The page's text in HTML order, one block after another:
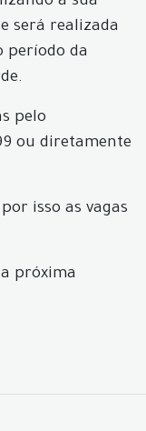
será realizada
período da
pelo
ou diretamente
isso as vagas
próxima